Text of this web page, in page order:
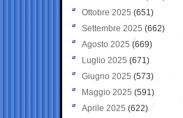
Ottobre 2025 (651)
Settembre 2025 (662)
Agosto 2025 (669)
Luglio 2025 (671)
Giugno 2025 (573)
Maggio 2025 (591)
Aprile 2025 (622)